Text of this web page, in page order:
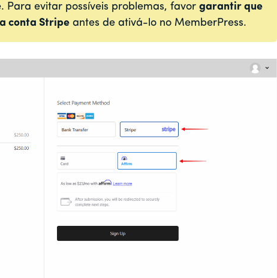
Para evitar possíveis problemas, favor garantir que
conta Stripe antes de ativá-lo no MemberPress.